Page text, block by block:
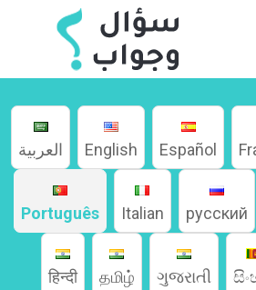
العربية English Español
Português Italian русский
हिन्दी தமிழ் ગુજરાતી